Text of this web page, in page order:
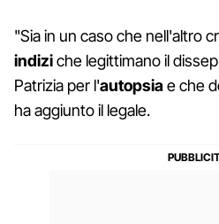
"Sia in un caso che nell'altro
indiziche legittimano il
Patrizia per l'autopsiae che
ha aggiunto il legale.